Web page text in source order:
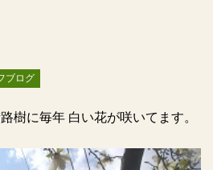
ブログ
樹に毎年 白い花が咲いてます。